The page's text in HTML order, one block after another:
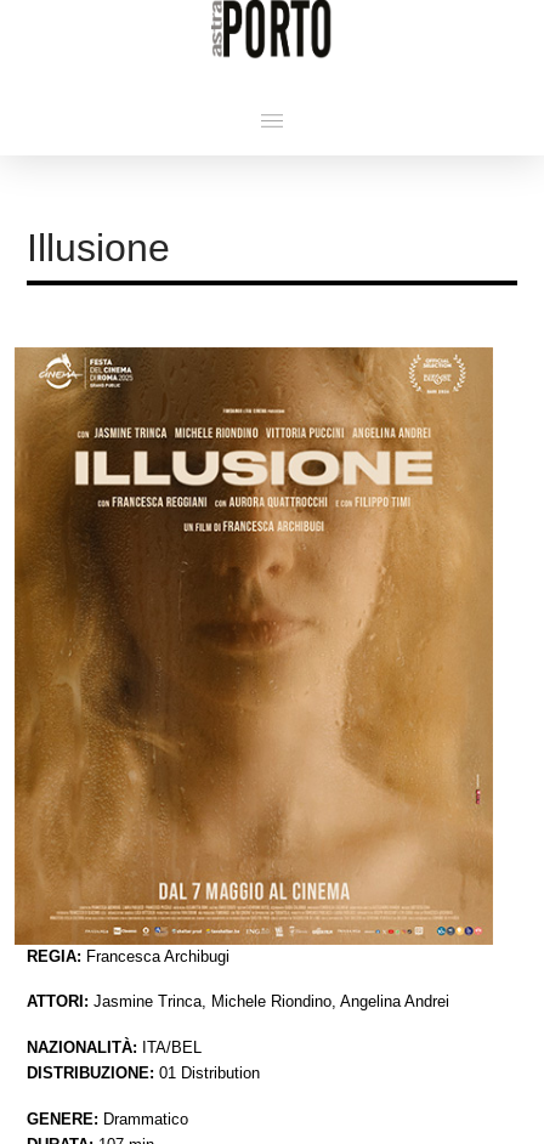
Illusione
REGIA: Francesca Archibugi
ATTORI:Jasmine Trinca, Michele Riondino, Angelina Andrei
NAZIONALITÀ:
ITA/BEL
DISTRIBUZIONE:01 Distribution
GENERE: Drammatico